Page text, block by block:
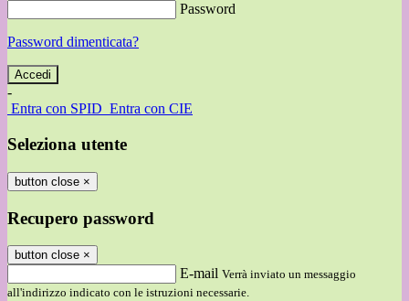
Password
Password dimenticata?
-
Entra con SPID Entra con CIE
Seleziona utente
button close ×
Recupero password
button close ×
E-mail Verrà inviato un messaggio
all'indirizzo indicato con le istruzioni necessarie.